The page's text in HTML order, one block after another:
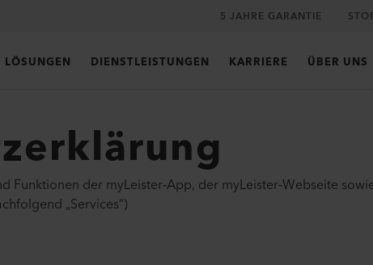
5 JAHRE GARANTIE
LÖSUNGEN DIENSTLEISTUNGEN KARRIERE ÜBER UNS
Funktionen der myLeister‑App, der myLeister‑Webseite
„Services“)